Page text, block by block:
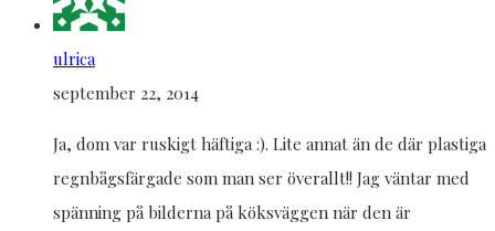
ulrica
september 22, 2014
Ja, dom var ruskigt häftiga :). Lite annat än de där plastiga
regnbågsfärgade som man ser överallt!! Jag väntar med
spänning på bilderna på köksväggen när den är